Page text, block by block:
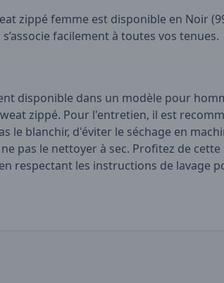
zippé femme est disponible en Noir
facilement à toutes vos tenues.
disponible dans un modèle pour
zippé. Pour l'entretien, il est
le blanchir, d'éviter le séchage en
pas le nettoyer à sec. Profitez de cette
respectant les instructions de lavage